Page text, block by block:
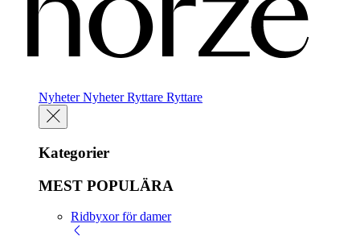
Nyheter Nyheter Ryttare Ryttare
Kategorier
MEST POPULÄRA
Ridbyxor för damer